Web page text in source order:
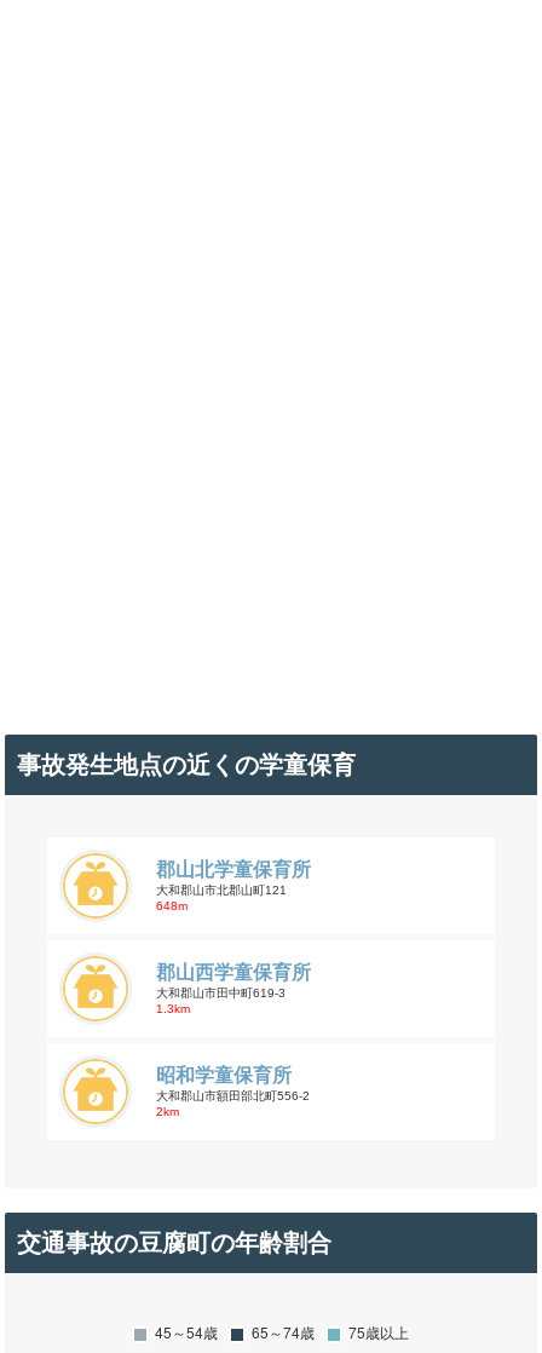
事故発生地点の近くの学童保育
郡山北学童保育所
大和郡山市北郡山町121
648m
郡山西学童保育所
大和郡山市田中町619-3
1.3km
昭和学童保育所
大和郡山市額田部北町556-2
2km
交通事故の豆腐町の年齢割合